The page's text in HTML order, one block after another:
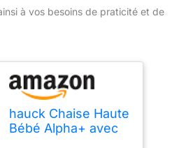
à vos besoins de praticité et de
hauck Chaise Haute
Bébé Alpha+ avec